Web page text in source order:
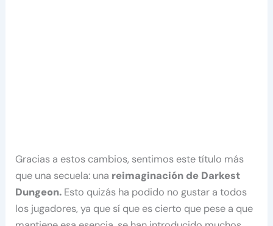
Gracias a estos cambios, sentimos este título más
que una secuela: una reimaginación de Darkest
Dungeon. Esto quizás ha podido no gustar a todos
los jugadores, ya que sí que es cierto que pese a que